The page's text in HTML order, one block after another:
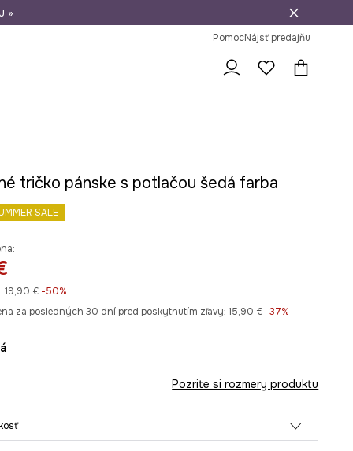
tovaru
»
PomocNájsť predajňu
tričko pánske s potlačou šedá farba
SALE
19,90 €-50%
za posledných 30 dní pred poskytnutím zľavy: 15,90 € -37%
Pozrite si rozmery produktu